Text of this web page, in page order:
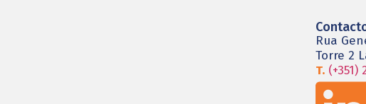
Rua
Torre 2
T. (+351)